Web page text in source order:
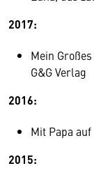
2017:
Mein
G&G Verlag
2016:
Mit Papa
2015: